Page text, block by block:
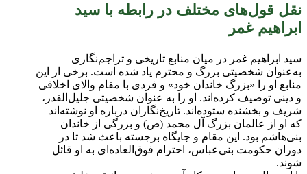
نقل قول‌های مختلف در رابطه با سید
ابراهیم غمر
سید ابراهیم غمر در میان منابع تاریخی و تراجم‌نگاری
به‌عنوان شخصیتی بزرگ و محترم یاد شده است. برخی از این
منابع او را «بزرگ خاندان خود» و فردی با مقام والای اخلاقی
و دینی توصیف کرده‌اند. او را به عنوان شخصیتی جلیل‌القدر،
شریف و بخشنده ستوده‌اند. تاریخ‌نگاران درباره او نوشته‌اند
که او از عالمان بزرگ آل محمد (ص) و بزرگی از خاندان
بنی‌هاشم بود. این مقام و جایگاه برجسته باعث شد تا در
دوران حکومت بنی‌عباس، احترام فوق‌العاده‌ای به او قائل
شوند.